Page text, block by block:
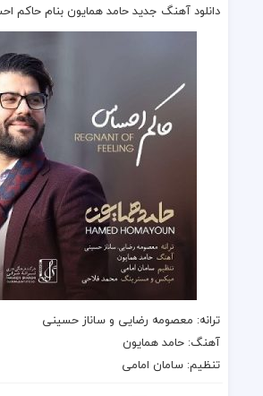
دانلود آهنگ جدید حامد همایون بنام حاکم
ترانه: معصومه رضایی و ساناز حسینی
آهنگ:حامد همایون
تنظیم: سامان امامی